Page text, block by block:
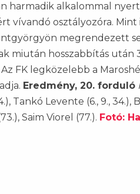
harmadik alkalommal
vívandó osztályozóra. Mint
megrendezett
miután hosszabbítás után
FK legközelebb a
Eredmény, 20. forduló
Tankó Levente (6., 9., 34.),
Saim Viorel (77.). Fotó: